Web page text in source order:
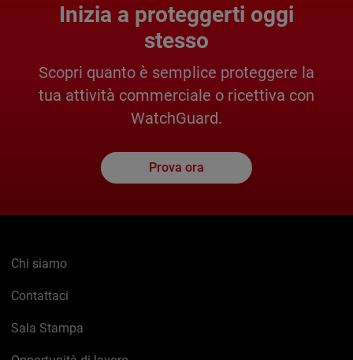
Inizia a proteggerti oggi
stesso
Scopri quanto è semplice proteggere la
tua attività commerciale o ricettiva con
WatchGuard.
Prova ora
Chi siamo
Contattaci
Sala Stampa